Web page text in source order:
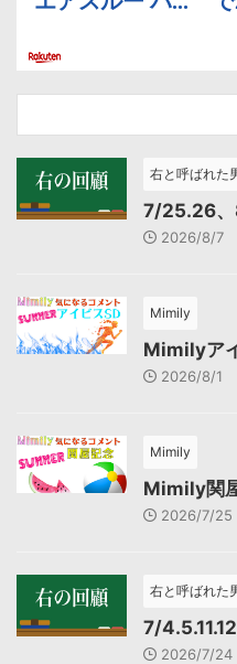
右と呼ばれた
7/25.26、
2026/8/7
Mimily
Mimilyア
2026/8/1
Mimily
Mimily関
2026/7/25
右と呼ばれた
7/
2026/7/24